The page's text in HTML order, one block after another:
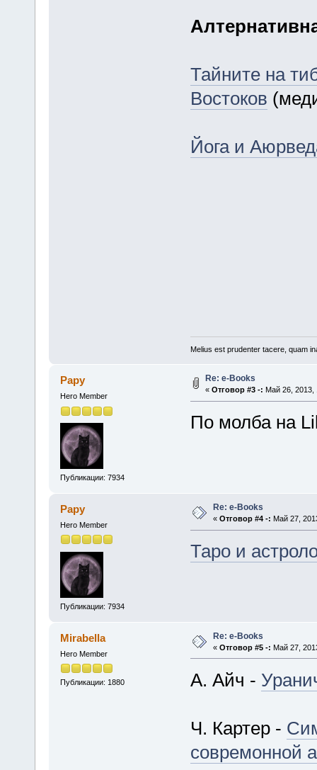
Тайните на
Востоков
Йога и
Melius est prudenter tacere, quam
Papy
Hero Member
Публикации: 7934
Re: е-Books
« Отговор #3 -: Май 26, 2013,
По молба на
Papy
Hero Member
Публикации: 7934
Re: е-Books
« Отговор #4 -: Май 27,
Таро и
Mirabella
Hero Member
Публикации: 1880
Re: е-Books
« Отговор #5 -: Май 27,
А. Айч -
Ч. Картер -
совремонной